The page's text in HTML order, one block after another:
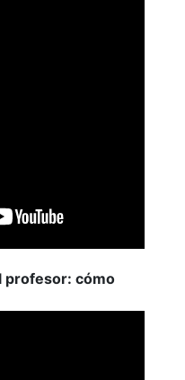
profesor: cómo